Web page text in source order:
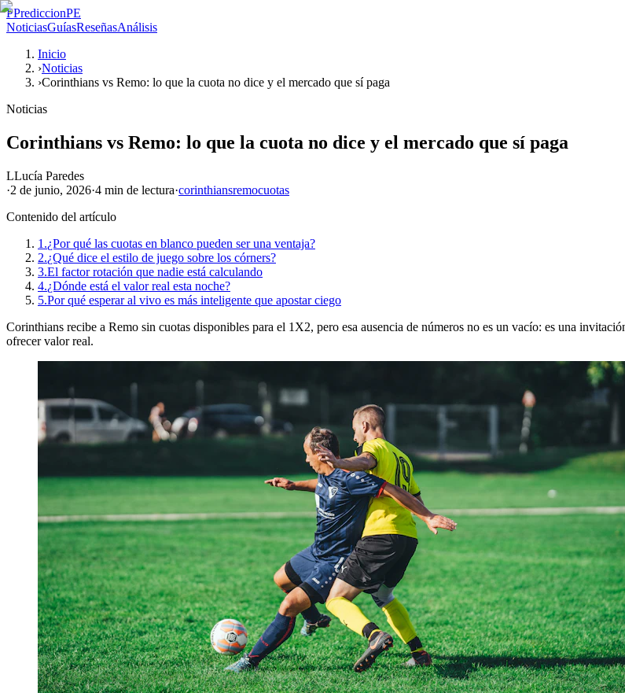
PPrediccionPE
NoticiasGuíasReseñasAnálisis
Inicio
›Noticias
›Corinthians vs Remo: lo que la cuota no dice y el mercado que sí paga
Noticias
Corinthians vs Remo: lo que la cuota no dice y el mercado que sí paga
LLucía Paredes
·2 de junio, 2026·4 min de lectura·corinthiansremocuotas
Contenido del artículo
1.¿Por qué las cuotas en blanco pueden ser una ventaja?
2.¿Qué dice el estilo de juego sobre los córners?
3.El factor rotación que nadie está calculando
4.¿Dónde está el valor real esta noche?
5.Por qué esperar al vivo es más inteligente que apostar ciego
Corinthians recibe a Remo sin cuotas disponibles para el 1X2, pero esa ausencia de números no es un vacío: es una
ofrecer valor real.